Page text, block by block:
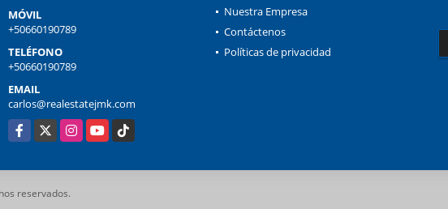
MÓVIL
+50660190789
TELÉFONO
+50660190789
EMAIL
carlos@realestatejmk.com
Facebook
X InstagramYouTubeTikTok
Nuestra Empresa
Contáctenos
Políticas de privacidad
reservados.